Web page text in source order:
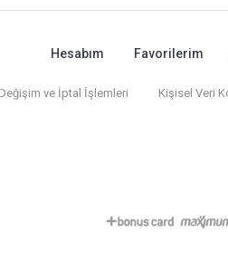
Hesabım Favorilerim
ve İptal İşlemleri Kişisel Veri